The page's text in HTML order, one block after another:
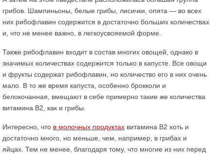
грибов. Шампиньоны, белые грибы, лисички, опята — во всех
них рибофлавин содержится в достаточно больших количествах
и, что не менее важно, в легкоусвояемой форме.
Также рибофлавин входит в состав многих овощей, однако в
значимых количествах содержится только в капусте. Все овощи
и фрукты содержат рибофлавин, но количество его в них очень
мало. В то же время капуста, особенно брокколи и
белокочанная, вмещают в себе примерно такие же количества
витамина В2, как и грибы.
Интересно, что в молочных продуктах витамина В2 хоть и
достаточно много, но меньше, чем, например, в грибах и
яйцах. Тем не менее, благодаря тому, что многие из них перед